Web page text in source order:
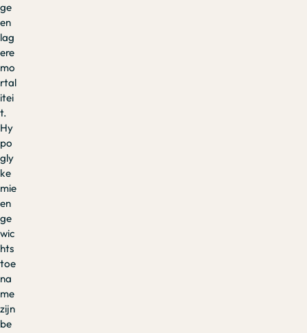
ge
en
lag
ere
mo
rtal
itei
t.
Hy
po
gly
ke
mie
en
ge
wic
hts
toe
na
me
zijn
be